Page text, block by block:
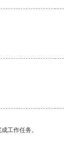
工作任务。